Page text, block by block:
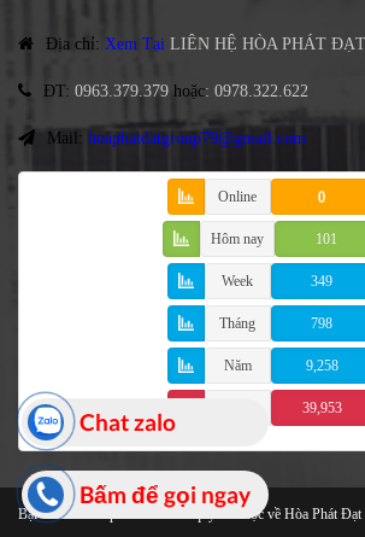
Địa chỉ: Xem Tại LIÊN HỆ HÒA PHÁT ĐẠT
ĐT: 0963.379.379 hoặc: 0978.322.622
Mail: hoaphatdatgroup79@gmail.com
Online 0
Hôm nay 101
Week 349
Tháng 798
Năm 9,258
39,953
Bạt Che Cao Cấp © 2021 Bản quyền thuộc về Hòa Phát Đạt
Bấm để gọi ngay
Chat zalo